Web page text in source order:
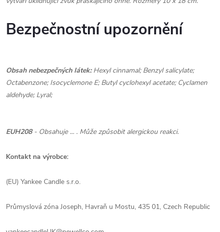
Bezpečnostní upozornění
Obsah nebezpečných látek:Hexyl cinnamal; Benzyl salicylate;
Octabenzone; Isocyclemone E; Butyl cyclohexyl acetate; Cyclamen
aldehyde; Lyral;
EUH208- Obsahuje ... . Může způsobit alergickou reakci.
Kontakt na výrobce:
(EU) Yankee Candle s.r.o.
Průmyslová zóna Joseph, Havraň u Mostu, 435 01, Czech Republic